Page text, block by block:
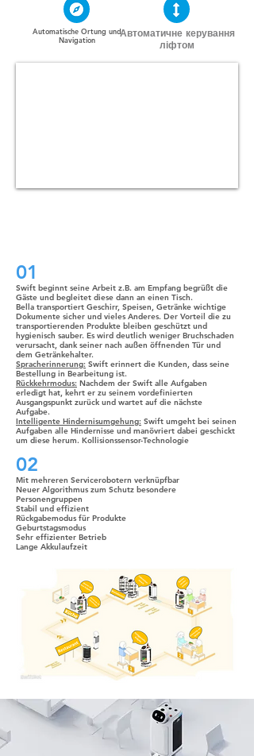
Automatische Ortung und
Navigation
Автоматичне керування
ліфтом
01
Swift beginnt seine Arbeit z.B. am Empfang begrüßt die
Gäste und begleitet diese dann an einen Tisch.
Bella transportiert Geschirr, Speisen, Getränke wichtige
Dokumente sicher und vieles Anderes. Der Vorteil die zu
transportierenden Produkte bleiben geschützt und
hygienisch sauber. Es wird deutlich weniger Bruchschaden
verursacht, dank seiner nach außen öffnenden Tür und
dem Getränkehalter.
Spracherinnerung: Swift erinnert die Kunden, dass seine
Bestellung in Bearbeitung ist.
Rückkehrmodus: Nachdem der Swift alle Aufgaben
erledigt hat, kehrt er zu seinem vordefinierten
Ausgangspunkt zurück und wartet auf die nächste
Aufgabe.
Intelligente Hindernisumgehung: Swift umgeht bei seinen
Aufgaben alle Hindernisse und manövriert dabei geschickt
um diese herum. Kollisionssensor-Technologie
02
Mit mehreren Servicerobotern verknüpfbar
Neuer Algorithmus zum Schutz besondere
Personengruppen
Stabil und effizient
Rückgabemodus für Produkte
Geburtstagsmodus
Sehr effizienter Betrieb
Lange Akkulaufzeit